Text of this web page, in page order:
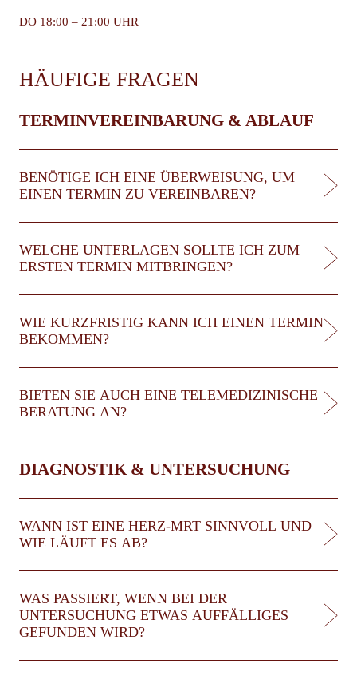
DO 18:00 – 21:00 UHR
HÄUFIGE FRAGEN
TERMINVEREINBARUNG & ABLAUF
BENÖTIGE ICH EINE ÜBERWEISUNG, UM
EINEN TERMIN ZU VEREINBAREN?
WELCHE UNTERLAGEN SOLLTE ICH ZUM
ERSTEN TERMIN MITBRINGEN?
WIE KURZFRISTIG KANN ICH EINEN TERMIN
BEKOMMEN?
BIETEN SIE AUCH EINE TELEMEDIZINISCHE
BERATUNG AN?
DIAGNOSTIK & UNTERSUCHUNG
WANN IST EINE HERZ-MRT SINNVOLL UND
WIE LÄUFT ES AB?
WAS PASSIERT, WENN BEI DER
UNTERSUCHUNG ETWAS AUFFÄLLIGES
GEFUNDEN WIRD?